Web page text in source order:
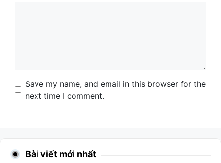
Name
Email
Website
Save my name, and email in this browser for the
next time I comment.
Bài viết mới nhất